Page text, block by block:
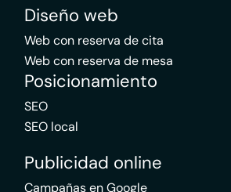
Diseño web
Web con reserva de cita
Web con reserva de mesa
Posicionamiento
SEO
SEO local
Publicidad online
Campañas en Google